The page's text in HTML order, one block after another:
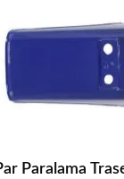
Paralama